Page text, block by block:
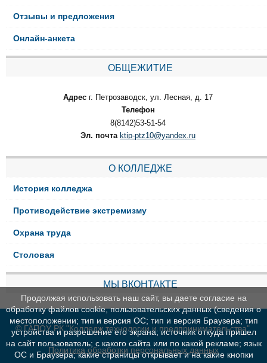
Отзывы и предложения
Онлайн-анкета
ОБЩЕЖИТИЕ
Адрес г. Петрозаводск, ул. Лесная, д. 17
Телефон
8(8142)53-51-54
Эл. почта ktip-ptz10@yandex.ru
О КОЛЛЕДЖЕ
История колледжа
Противодействие экстремизму
Охрана труда
Столовая
МЫ ВКОНТАКТЕ
© ГАПОУ РК "Колледж технологии и предпринимательства"
Политика обработки персональных данных
Продолжая использовать наш сайт, вы даете согласие на
обработку файлов cookie, пользовательских данных (сведения о
местоположении; тип и версия ОС; тип и версия Браузера; тип
устройства и разрешение его экрана; источник откуда пришел
на сайт пользователь; с какого сайта или по какой рекламе; язык
ОС и Браузера; какие страницы открывает и на какие кнопки